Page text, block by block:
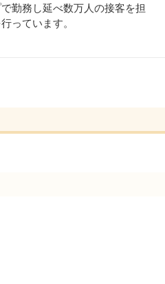
勤務し延べ数万人の接客を担
っています。